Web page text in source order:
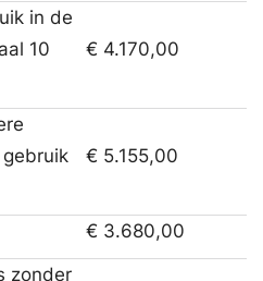
in de
10
€ 4.170,00
€ 5.155,00
€ 3.680,00
zonder